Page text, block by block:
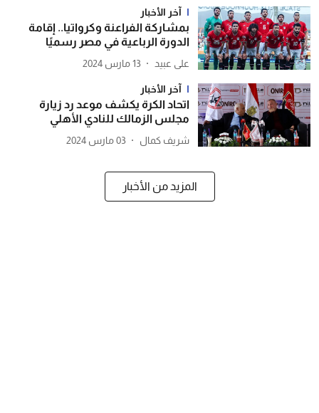
آخر الأخبار
بمشاركة الفراعنة وكرواتيا.. إقامة
الدورة الرباعية في مصر رسميًا
13 مارس 2024
آخر الأخبار
اتحاد الكرة يكشف موعد رد زيارة
مجلس الزمالك للنادي الأهلي
شريف كمال 03 مارس 2024
المزيد من الأخبار